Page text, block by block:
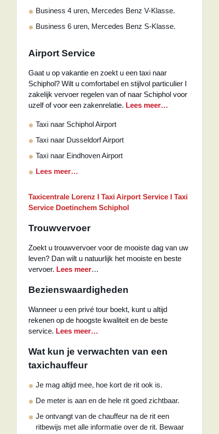
Business 4 uren, Mercedes Benz V-Klasse.
Business 6 uren, Mercedes Benz S-Klasse.
Airport Service
Gaat u op vakantie en zoekt u een taxi naar
Schiphol? Wilt u comfortabel en stijlvol particulier I
zakelijk vervoer regelen van of naar Schiphol voor
uzelf of voor een zakenrelatie. Lees meer…
Taxi naar Schiphol Airport
Taxi naar Dusseldorf Airport
Taxi naar Eindhoven Airport
Lees meer…
Taxicentrale Lorenz I Taxi Airport Service I Taxi
Service Doetinchem Schiphol
Trouwvervoer
Zoekt u trouwvervoer voor de mooiste dag van uw
leven? Dan wilt u natuurlijk het mooiste en beste
vervoer. Lees meer…
Bezienswaardigheden
Wanneer u een privé tour boekt, kunt u altijd
rekenen op de hoogste kwaliteit en de beste
service. Lees meer…
Wat kun je verwachten van een
taxichauffeur
Je mag altijd mee, hoe kort de rit ook is.
De meter is aan en de hele rit goed zichtbaar.
Je ontvangt van de chauffeur na de rit een
ritbewijs met alle informatie over de rit. Bewaar